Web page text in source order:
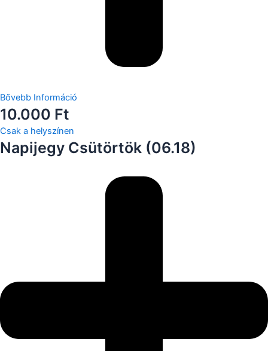
Bővebb Információ
10.000 Ft
Csak a helyszínen
Napijegy Csütörtök (06.18)